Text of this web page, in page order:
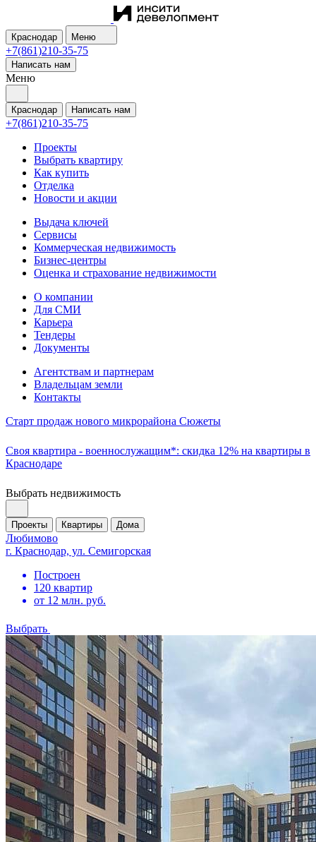
Краснодар Меню
+7(861)210-35-75
Написать нам
Меню
Краснодар Написать нам
+7(861)210-35-75
Проекты
Выбрать квартиру
Как купить
Отделка
Новости и акции
Выдача ключей
Сервисы
Коммерческая недвижимость
Бизнес-центры
Оценка и страхование недвижимости
О компании
Для СМИ
Карьера
Тендеры
Документы
Агентствам и партнерам
Владельцам земли
Контакты
Старт продаж нового микрорайона Сюжеты
Своя квартира - военнослужащим*: скидка 12% на квартиры в
Краснодаре
Выбрать недвижимость
Проекты Квартиры Дома
Любимово
г. Краснодар, ул. Семигорская
Построен
120 квартир
от 12 млн. руб.
Выбрать